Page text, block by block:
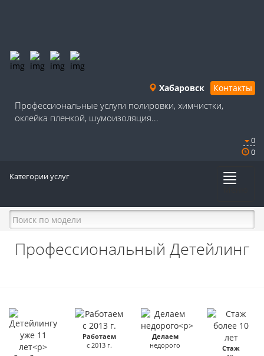
Хабаровск Контакты
Профессиональные услуги полировки, химчистки,
оклейка пленкой, шумоизоляция...
0
0
Категории услуг
Профессиональный Детейлинг
Работаем
с 2013 г.
Делаем
недорого
Стаж